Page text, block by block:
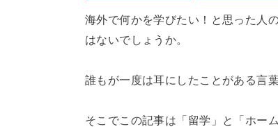
海外で何かを学びたい！と思った人
はないでしょうか。
誰もが一度は耳にしたことがある言
そこでこの記事は「留学」と「ホー